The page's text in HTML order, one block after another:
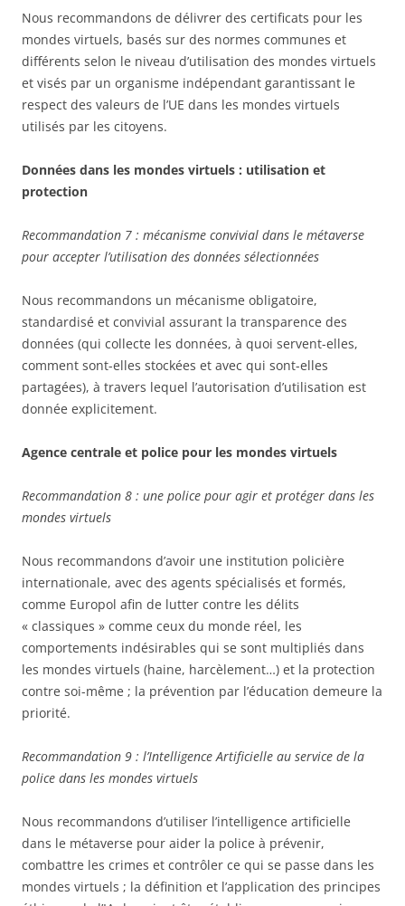
Nous recommandons de délivrer des certificats pour les
mondes virtuels, basés sur des normes communes et
différents selon le niveau d’utilisation des mondes virtuels
et visés par un organisme indépendant garantissant le
respect des valeurs de l’UE dans les mondes virtuels
utilisés par les citoyens.
Données dans les mondes virtuels : utilisation et
protection
Recommandation 7 : mécanisme convivial dans le métaverse
pour accepter l’utilisation des données sélectionnées
Nous recommandons un mécanisme obligatoire,
standardisé et convivial assurant la transparence des
données (qui collecte les données, à quoi servent-elles,
comment sont-elles stockées et avec qui sont-elles
partagées), à travers lequel l’autorisation d’utilisation est
donnée explicitement.
Agence centrale et police pour les mondes virtuels
Recommandation 8 : une police pour agir et protéger dans les
mondes virtuels
Nous recommandons d’avoir une institution policière
internationale, avec des agents spécialisés et formés,
comme Europol afin de lutter contre les délits
« classiques » comme ceux du monde réel, les
comportements indésirables qui se sont multipliés dans
les mondes virtuels (haine, harcèlement…) et la protection
contre soi-même ; la prévention par l’éducation demeure la
priorité.
Recommandation 9 : l’Intelligence Artificielle au service de la
police dans les mondes virtuels
Nous recommandons d’utiliser l’intelligence artificielle
dans le métaverse pour aider la police à prévenir,
combattre les crimes et contrôler ce qui se passe dans les
mondes virtuels ; la définition et l’application des principes